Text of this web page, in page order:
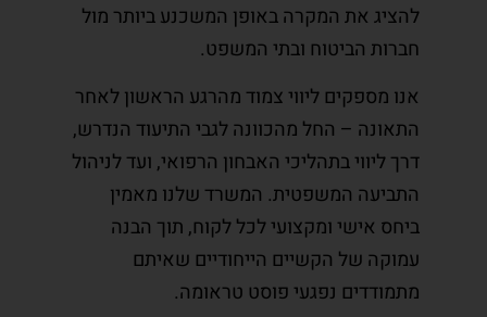
להציג את המקרה באופן המשכנע ביותר מול
חברות הביטוח ובתי המשפט.
אנו מספקים ליווי צמוד מהרגע הראשון לאחר
התאונה – החל מהכוונה לגבי התיעוד הנדרש,
דרך ליווי בתהליכי האבחון הרפואי, ועד לניהול
התביעה המשפטית. המשרד שלנו מאמין
ביחס אישי ומקצועי לכל לקוח, תוך הבנה
עמוקה של הקשיים הייחודיים שאיתם
מתמודדים נפגעי פוסט טראומה.